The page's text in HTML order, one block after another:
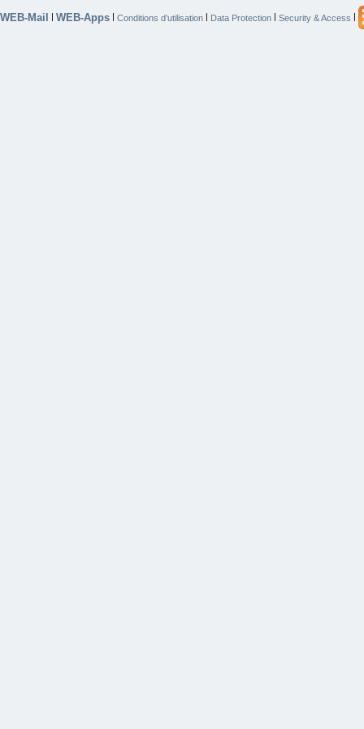
WEB-Mail | WEB-Apps | Conditions d’utilisation | Data Protection | Security & Access |